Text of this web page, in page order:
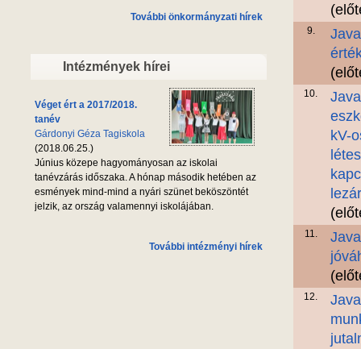
További önkormányzati hírek
Intézmények hírei
Véget ért a 2017/2018.
tanév
Gárdonyi Géza Tagiskola
(2018.06.25.)
Június közepe hagyományosan az iskolai
tanévzárás időszaka. A hónap második hetében az
esmények mind-mind a nyári szünet beköszöntét
jelzik, az ország valamennyi iskolájában.
További intézményi hírek
9.
10.
kV-
11.
12.